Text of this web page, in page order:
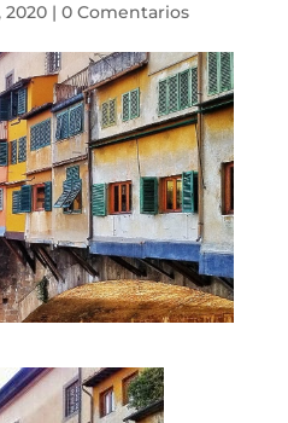
2020| 0 Comentarios